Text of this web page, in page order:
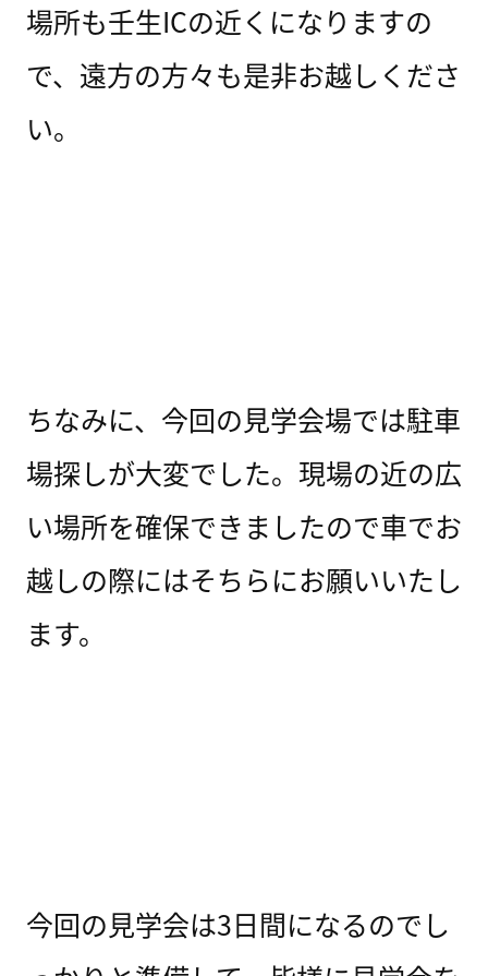
場所も壬生ICの近くになりますの
で、遠方の方々も是非お越しくださ
い。
ちなみに、今回の見学会場では駐車
場探しが大変でした。現場の近の広
い場所を確保できましたので車でお
越しの際にはそちらにお願いいたし
ます。
今回の見学会は3日間になるのでし